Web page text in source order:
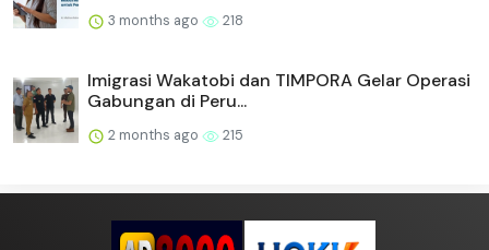
3 months ago 218
Imigrasi Wakatobi dan TIMPORA Gelar Operasi
Gabungan di Peru...
2 months ago 215